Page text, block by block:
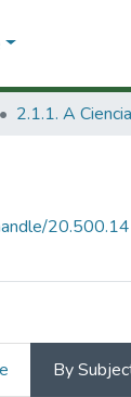
2.1.1. A
By